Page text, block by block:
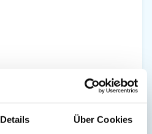
Details Über Cookies